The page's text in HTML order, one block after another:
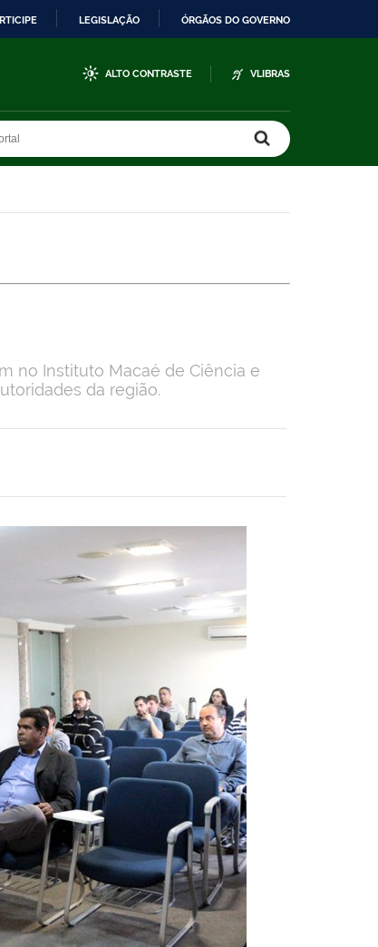
LEGISLAÇÃO ÓRGÃOS DO GOVERNO
ALTO CONTRASTE VLIBRAS
no Instituto Macaé de Ciência e
da região.